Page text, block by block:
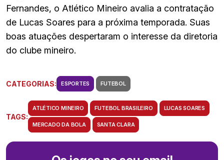
Fernandes, o Atlético Mineiro avalia a contratação
de Lucas Soares para a próxima temporada. Suas
boas atuações despertaram o interesse da diretoria
do clube mineiro.
CATEGORIAS: ESPORTES FUTEBOL
TAGS:
ATLÉTICO MINEIRO FUTEBOL BRASILEIRO LUCAS SOARES
MERCADO DA BOLA SANTA CLARA